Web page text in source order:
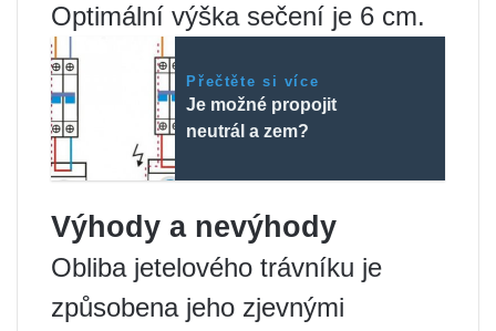
Optimální výška sečení je 6 cm.
Přečtěte si více
Je možné propojit
neutrál a zem?
Výhody a nevýhody
Obliba jetelového trávníku je
způsobena jeho zjevnými